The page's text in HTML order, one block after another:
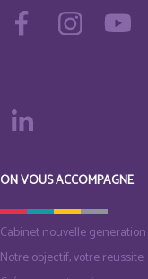
ON VOUS ACCOMPAGNE
Cabinet nouvelle generation
Notre objectif, votre reussite